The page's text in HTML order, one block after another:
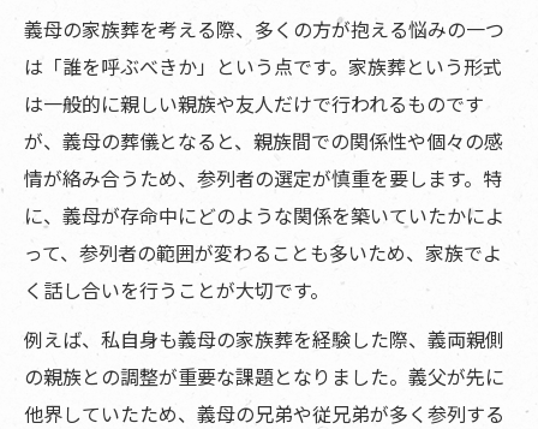
義母の家族葬を終えて｜心の整理とその後の手
続き
葬儀後に気を付けたい家族間での感謝や配慮の
伝え方
義母の家族葬にかかる費用｜どれくらい準備す
るべきか
よくある質問
寺院概要
義母の家族葬を考える際、多くの方が抱える悩みの一つ
は「誰を呼ぶべきか」という点です。家族葬という形式
は一般的に親しい親族や友人だけで行われるものです
が、義母の葬儀となると、親族間での関係性や個々の感
情が絡み合うため、参列者の選定が慎重を要します。特
に、義母が存命中にどのような関係を築いていたかによ
って、参列者の範囲が変わることも多いため、家族でよ
く話し合いを行うことが大切です。
例えば、私自身も義母の家族葬を経験した際、義両親側
の親族との調整が重要な課題となりました。義父が先に
他界していたため、義母の兄弟や従兄弟が多く参列する